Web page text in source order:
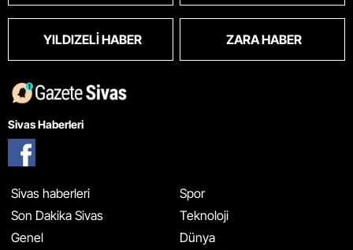
YILDIZELI HABER ZARA HABER
Sivas Haberleri
Sivas haberleri
Son Dakika Sivas
Genel
Spor
Teknoloji
Dünya